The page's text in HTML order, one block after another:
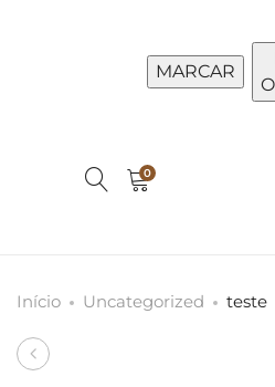
MARCAR
0
Início Uncategorized teste
Produto
Nutri